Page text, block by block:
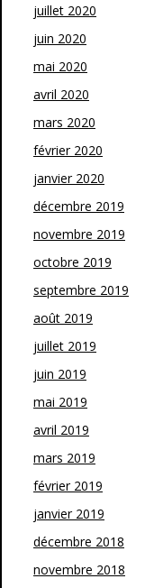
juillet 2020
juin 2020
mai 2020
avril 2020
mars 2020
février 2020
janvier 2020
décembre 2019
novembre 2019
octobre 2019
septembre 2019
août 2019
juillet 2019
juin 2019
mai 2019
avril 2019
mars 2019
février 2019
janvier 2019
décembre 2018
novembre 2018